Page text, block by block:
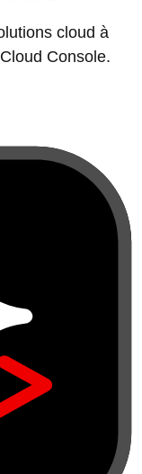
cloud à
Console.